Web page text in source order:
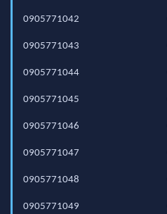
0905771042
0905771043
0905771044
0905771045
0905771046
0905771047
0905771048
0905771049